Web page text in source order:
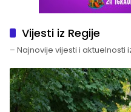
Vijesti iz Regije
– Najnovije vijesti i aktuelnosti